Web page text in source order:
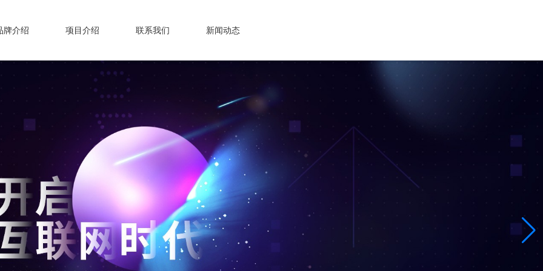
牌介绍 项目介绍 联系我们 新闻动态